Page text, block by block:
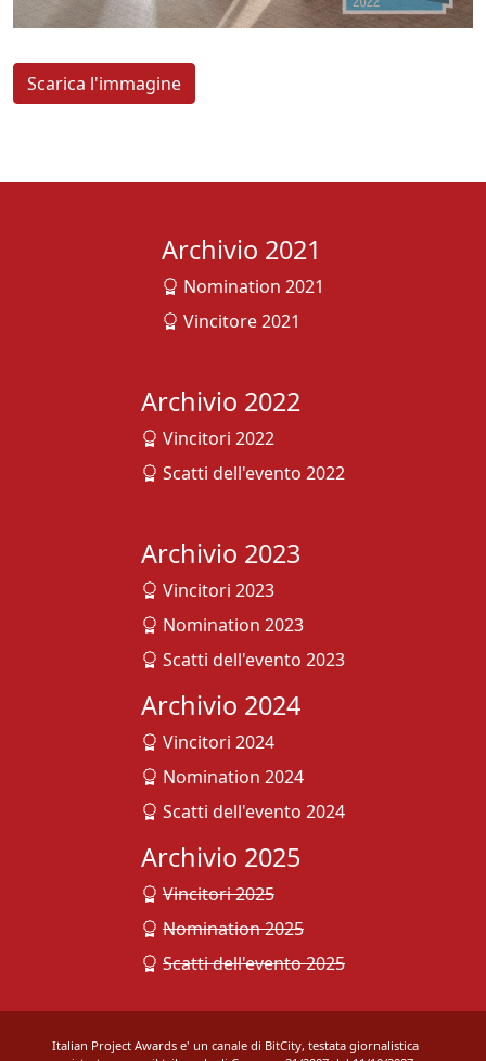
Scarica l'immagine
Archivio 2021
Nomination 2021
Vincitore 2021
Archivio 2022
Vincitori 2022
Scatti dell'evento 2022
Archivio 2023
Vincitori 2023
Nomination 2023
Scatti dell'evento 2023
Archivio 2024
Vincitori 2024
Nomination 2024
Scatti dell'evento 2024
Archivio 2025
Vincitori 2025
Nomination 2025
Scatti dell'evento 2025
Italian Project Awards e' un canale di BitCity, testata giornalistica